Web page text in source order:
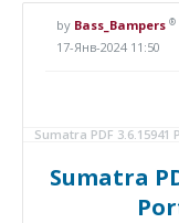
by Bass_Bampers ®
17-Янв-2024 11:50
Sumatra PDF
Sumatra